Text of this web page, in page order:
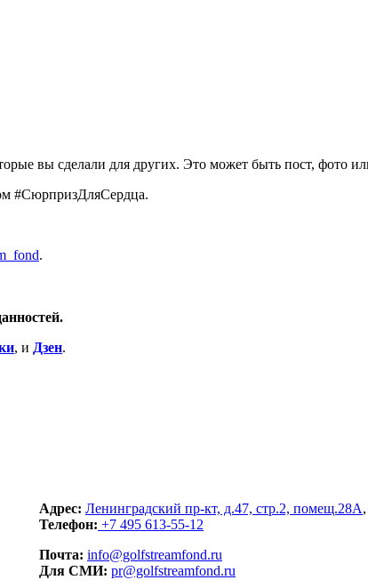
вы сделали для других. Это может быть пост, фото
#СюрпризДляСердца.
.
, и Дзен.
Адрес: Ленинградский пр-кт, д.47, стр.2, помещ.28А
Телефон: +7 495 613-55-12
Почта: info@golfstreamfond.ru
Для СМИ: pr@golfstreamfond.ru